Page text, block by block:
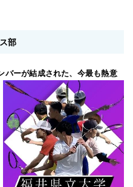
部
ーが結成された、今最も熱意